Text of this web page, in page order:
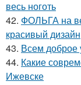
весь ноготь
42. ФОЛЬГА на
красивый дизайн
43. Всем доброе
44. Какие
Ижевске